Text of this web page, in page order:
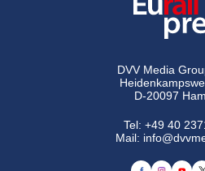
DVV Media
D-20097
Tel:+49 40
Mail: